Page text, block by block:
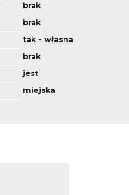
brak
brak
tak - własna
brak
jest
miejska